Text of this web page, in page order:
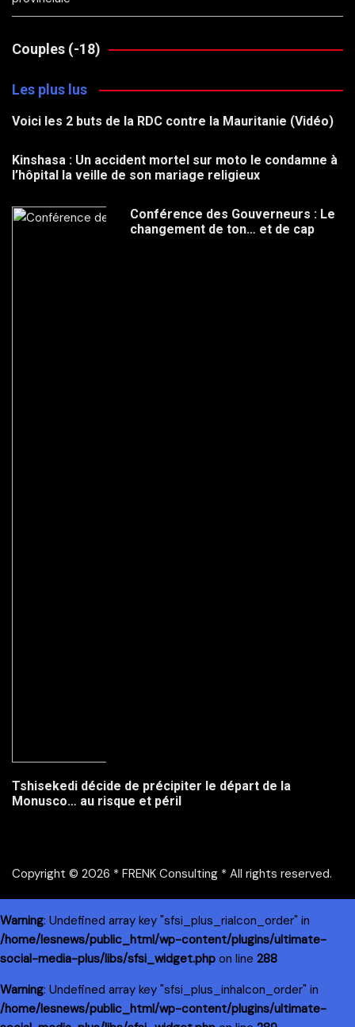
Couples (-18)
Les plus lus
Voici les 2 buts de la RDC contre la Mauritanie (Vidéo)
Kinshasa : Un accident mortel sur moto le condamne à
l’hôpital la veille de son mariage religieux
Conférence des Gouverneurs : Le
changement de ton… et de cap
Tshisekedi décide de précipiter le départ de la
Monusco… au risque et péril
Copyright © 2026 * FRENK Consulting * All rights reserved.
Warning: Undefined array key "sfsi_plus_riaIcon_order" in
/home/lesnews/public_html/wp-content/plugins/ultimate-
social-media-plus/libs/sfsi_widget.php on line 288
Warning: Undefined array key "sfsi_plus_inhaIcon_order" in
/home/lesnews/public_html/wp-content/plugins/ultimate-